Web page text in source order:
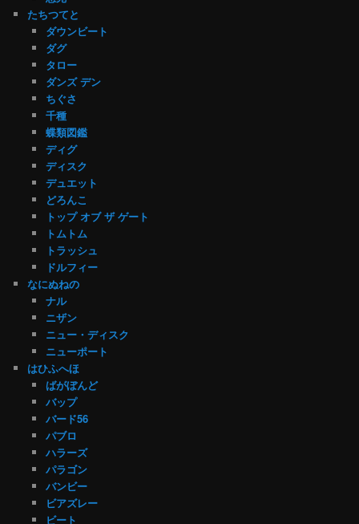
たちつてと
ダウンビート
ダグ
タロー
ダンズ デン
ちぐさ
千種
蝶類図鑑
ディグ
ディスク
デュエット
どろんこ
トップ オブ ザ ゲート
トムトム
トラッシュ
ドルフィー
なにぬねの
ナル
ニザン
ニュー・ディスク
ニューポート
はひふへほ
ばがぼんど
バップ
バード56
パブロ
ハラーズ
パラゴン
バンビー
ビアズレー
ビート